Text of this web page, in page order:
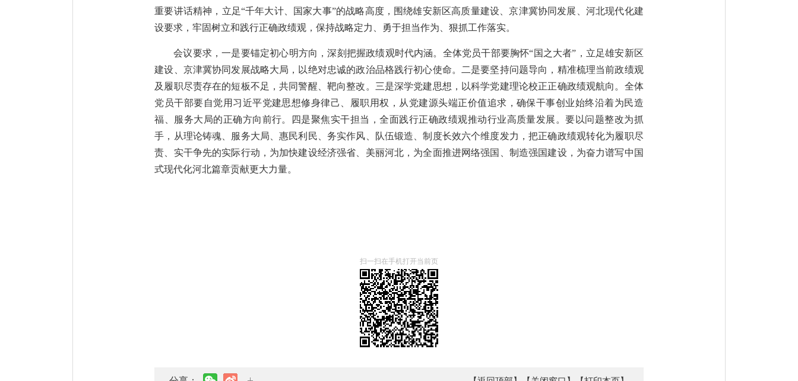
重要讲话精神，立足“千年大计、国家大事”的战略高度，围绕雄安新区高质量建设、京津冀协同发展、河北现代化建
设要求，牢固树立和践行正确政绩观，保持战略定力、勇于担当作为、狠抓工作落实。
会议要求，一是要锚定初心明方向，深刻把握政绩观时代内涵。全体党员干部要胸怀“国之大者”，立足雄安新区
建设、京津冀协同发展战略大局，以绝对忠诚的政治品格践行初心使命。二是要坚持问题导向，精准梳理当前政绩观
及履职尽责存在的短板不足，共同警醒、靶向整改。三是深学党建思想，以科学党建理论校正正确政绩观航向。全体
党员干部要自觉用习近平党建思想修身律己、履职用权，从党建源头端正价值追求，确保干事创业始终沿着为民造
福、服务大局的正确方向前行。四是聚焦实干担当，全面践行正确政绩观推动行业高质量发展。要以问题整改为抓
手，从理论铸魂、服务大局、惠民利民、务实作风、队伍锻造、制度长效六个维度发力，把正确政绩观转化为履职尽
责、实干争先的实际行动，为加快建设经济强省、美丽河北，为全面推进网络强国、制造强国建设，为奋力谱写中国
式现代化河北篇章贡献更大力量。
扫一扫在手机打开当前页